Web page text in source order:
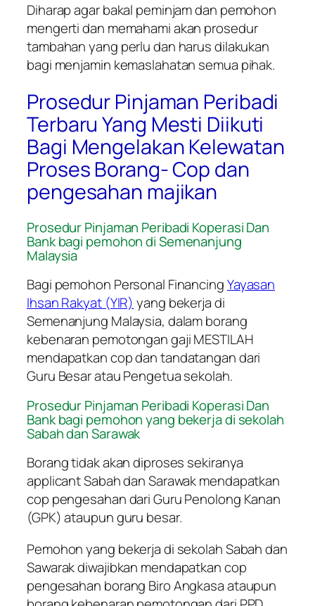
Diharap agar bakal peminjam dan pemohon
mengerti dan memahami akan prosedur
tambahan yang perlu dan harus dilakukan
bagi menjamin kemaslahatan semua pihak.
Prosedur Pinjaman Peribadi
Terbaru Yang Mesti Diikuti
Bagi Mengelakan Kelewatan
Proses Borang- Cop dan
pengesahan majikan
Prosedur Pinjaman Peribadi Koperasi Dan
Bank bagi pemohon di Semenanjung
Malaysia
Bagi pemohon Personal FinancingYayasan
Ihsan Rakyat (YIR) yang bekerja di
Semenanjung Malaysia, dalam borang
kebenaran pemotongan gaji MESTILAH
mendapatkan cop dan tandatangan dari
Guru Besar atau Pengetua sekolah.
Prosedur Pinjaman Peribadi Koperasi Dan
Bank bagi pemohon yang bekerja di sekolah
Sabah dan Sarawak
Borang tidak akan diproses sekiranya
applicant Sabah dan Sarawak mendapatkan
cop pengesahan dari Guru Penolong Kanan
(GPK) ataupun guru besar.
Pemohon yang bekerja di sekolah Sabah dan
Sawarak diwajibkan mendapatkan cop
pengesahan borang Biro Angkasa ataupun